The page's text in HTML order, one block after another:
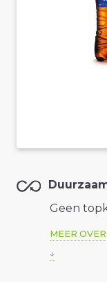
Geen
MEER